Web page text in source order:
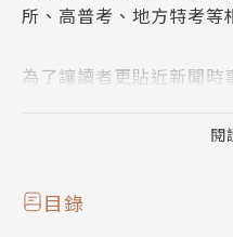
所、高普考、地方特考等
為了讓讀者更貼近新聞
人關注的國際重大事件
上時代演進，「常用新
詞彙的中英對照，內容與
閱
目錄